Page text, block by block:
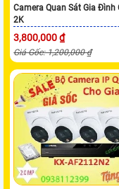
Camera Quan Sát Gia Đình
2K
3,800,000 ₫
Giá Gốc: 1,200,000 ₫